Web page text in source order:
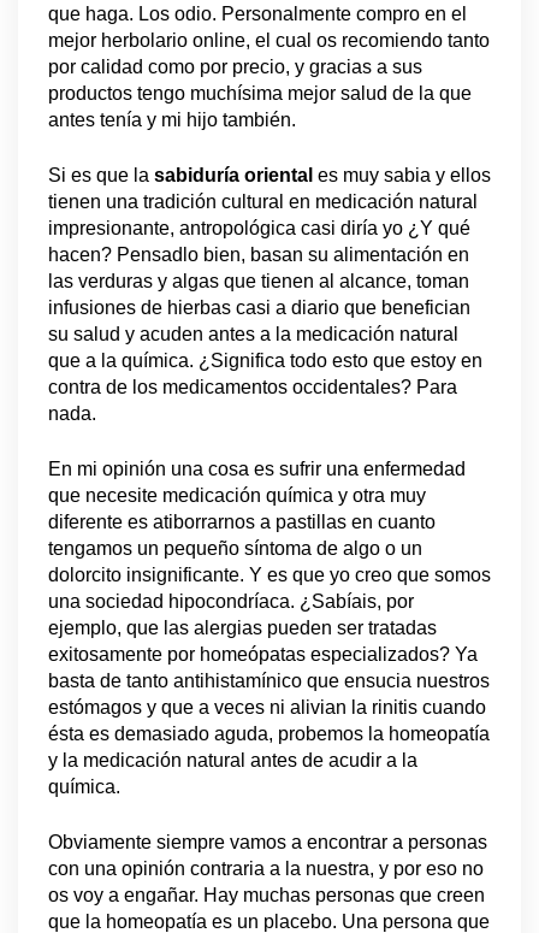
que haga. Los odio. Personalmente compro en el
mejor herbolario online, el cual os recomiendo tanto
por calidad como por precio, y gracias a sus
productos tengo muchísima mejor salud de la que
antes tenía y mi hijo también.
Si es que la sabiduría oriental es muy sabia y ellos
tienen una tradición cultural en medicación natural
impresionante, antropológica casi diría yo ¿Y qué
hacen? Pensadlo bien, basan su alimentación en
las verduras y algas que tienen al alcance, toman
infusiones de hierbas casi a diario que benefician
su salud y acuden antes a la medicación natural
que a la química. ¿Significa todo esto que estoy en
contra de los medicamentos occidentales? Para
nada.
En mi opinión una cosa es sufrir una enfermedad
que necesite medicación química y otra muy
diferente es atiborrarnos a pastillas en cuanto
tengamos un pequeño síntoma de algo o un
dolorcito insignificante. Y es que yo creo que somos
una sociedad hipocondríaca. ¿Sabíais, por
ejemplo, que las alergias pueden ser tratadas
exitosamente por homeópatas especializados? Ya
basta de tanto antihistamínico que ensucia nuestros
estómagos y que a veces ni alivian la rinitis cuando
ésta es demasiado aguda, probemos la homeopatía
y la medicación natural antes de acudir a la
química.
Obviamente siempre vamos a encontrar a personas
con una opinión contraria a la nuestra, y por eso no
os voy a engañar. Hay muchas personas que creen
que la homeopatía es un placebo. Una persona que